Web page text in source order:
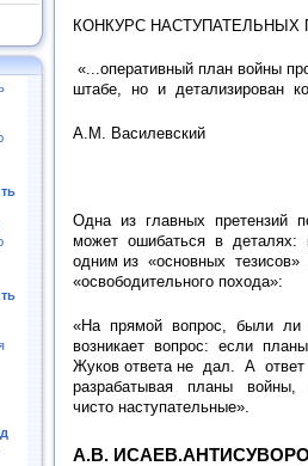
КОНКУРС НАСТУПАТЕЛЬНЫХ
«...оперативный план войны
штабе, но и детализирован
A.M. Василевский
Одна из главных претензий
может ошибаться в деталях:
одним из «основных
«освободительного похода»:
«На прямой вопрос, были ли
возникает вопрос: если
Жуков ответа не дал. А
разрабатывая планы войны,
чисто наступательные».
А.В.